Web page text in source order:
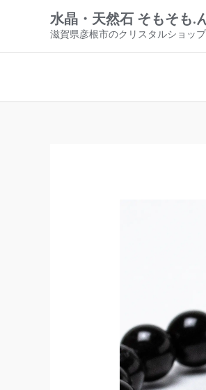
ッ
水晶・天然石 そもそも.
滋賀県彦根市のクリスタルショップ